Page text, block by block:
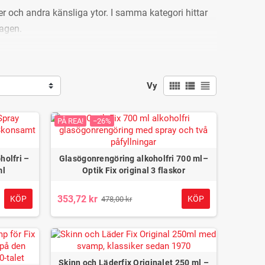
Läderfett 100 ml
för känsligt skinn och
och andra känsliga ytor. I samma kategori hittar
som skor, väskor och jackor.
Vy view_comfy view_list view_headline
–
KÖP
PÅ REA! −26%
Glasögonrengöring alkoholfri 700 ml–
Optik Fix original 3 flaskor
353,72 kr 478,00 kr KÖP
Skinn och Läderfix Originalet 250 ml –